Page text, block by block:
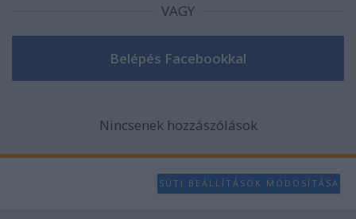
VAGY
Nincsenek hozzászólások
SÜTI BEÁLLÍTÁSOK MÓDOSÍTÁSA